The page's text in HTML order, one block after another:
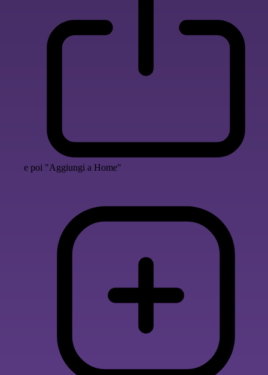
e poi "Aggiungi a Home"